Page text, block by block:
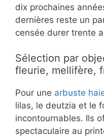
dix prochaines
dernières reste un
censée durer trente
Sélection par
fleurie, mellifère,
Pour une arbuste
lilas, le deutzia et le
incontournables. Ils
spectaculaire au